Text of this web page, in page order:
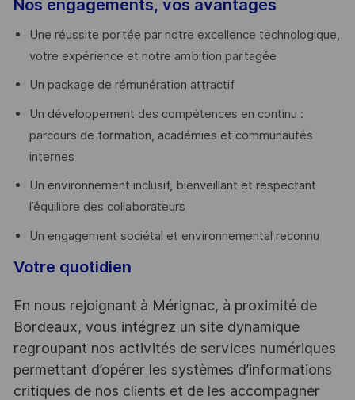
Nos engagements, vos avantages
Une réussite portée par notre excellence technologique,
votre expérience et notre ambition partagée
Un package de rémunération attractif
Un développement des compétences en continu :
parcours de formation, académies et communautés
internes
Un environnement inclusif, bienveillant et respectant
l’équilibre des collaborateurs
Un engagement sociétal et environnemental reconnu
Votre quotidien
En nous rejoignant à Mérignac, à proximité de
Bordeaux, vous intégrez un site dynamique
regroupant nos activités de services numériques
permettant d’opérer les systèmes d’informations
critiques de nos clients et de les accompagner